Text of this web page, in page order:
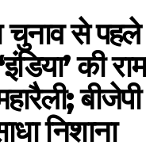
से पहले
की
निशाना